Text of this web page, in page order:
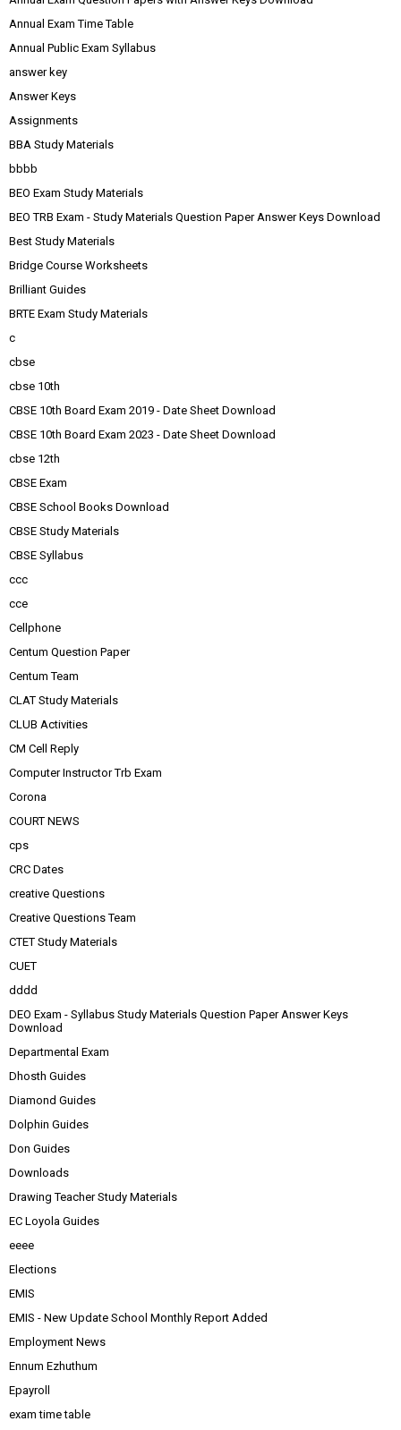
Annual Exam Time Table
Annual Public Exam Syllabus
answer key
Answer Keys
Assignments
BBA Study Materials
bbbb
BEO Exam Study Materials
BEO TRB Exam - Study Materials Question Paper Answer Keys Download
Best Study Materials
Bridge Course Worksheets
Brilliant Guides
BRTE Exam Study Materials
c
cbse
cbse 10th
CBSE 10th Board Exam 2019 - Date Sheet Download
CBSE 10th Board Exam 2023 - Date Sheet Download
cbse 12th
CBSE Exam
CBSE School Books Download
CBSE Study Materials
CBSE Syllabus
ccc
cce
Cellphone
Centum Question Paper
Centum Team
CLAT Study Materials
CLUB Activities
CM Cell Reply
Computer Instructor Trb Exam
Corona
COURT NEWS
cps
CRC Dates
creative Questions
Creative Questions Team
CTET Study Materials
CUET
dddd
DEO Exam - Syllabus Study Materials Question Paper Answer Keys
Download
Departmental Exam
Dhosth Guides
Diamond Guides
Dolphin Guides
Don Guides
Downloads
Drawing Teacher Study Materials
EC Loyola Guides
eeee
Elections
EMIS
EMIS - New Update School Monthly Report Added
Employment News
Ennum Ezhuthum
Epayroll
exam time table